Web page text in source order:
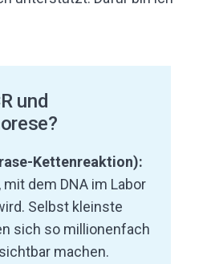
und
Kettenreaktion):
mit dem DNA im Labor
Selbst kleinste
sich so millionenfach
machen.